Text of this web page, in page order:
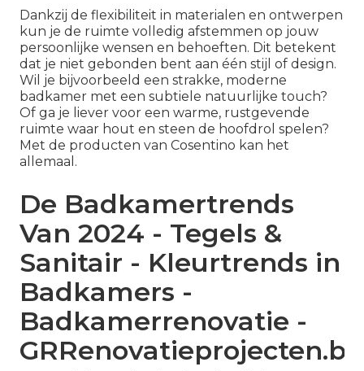
Dankzij de flexibiliteit in materialen en ontwerpen
kun je de ruimte volledig afstemmen op jouw
persoonlijke wensen en behoeften. Dit betekent
dat je niet gebonden bent aan één stijl of design.
Wil je bijvoorbeeld een strakke, moderne
badkamer met een subtiele natuurlijke touch?
Of ga je liever voor een warme, rustgevende
ruimte waar hout en steen de hoofdrol spelen?
Met de producten van Cosentino kan het
allemaal.
De Badkamertrends
Van 2024 - Tegels &
Sanitair - Kleurtrends in
Badkamers -
Badkamerrenovatie -
GRRenovatieprojecten.be